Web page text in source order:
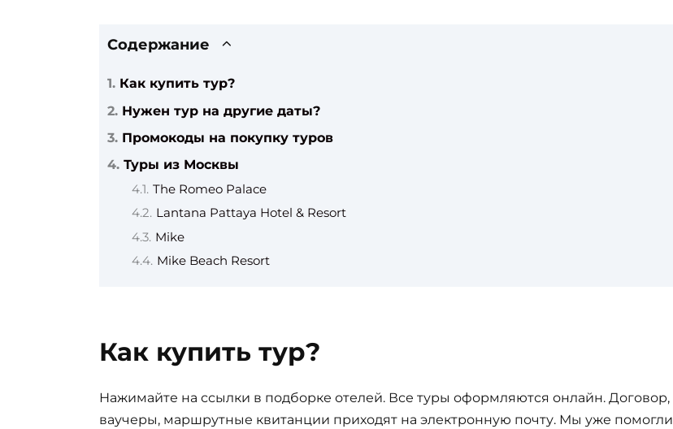
Содержание
Как купить тур?
Нужен тур на другие даты?
Промокоды на покупку туров
Туры из Москвы
The Romeo Palace
Lantana Pattaya Hotel & Resort
Mike
Mike Beach Resort
Как купить тур?
Нажимайте на ссылки в подборке отелей. Все туры оформляются онлайн. Договор,
ваучеры, маршрутные квитанции приходят на электронную почту. Мы уже помогли